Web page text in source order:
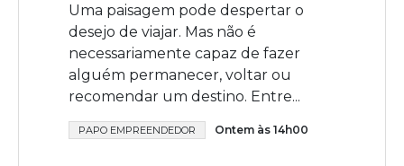
Uma paisagem pode despertar o
desejo de viajar. Mas não é
necessariamente capaz de fazer
alguém permanecer, voltar ou
recomendar um destino. Entre...
PAPO EMPREENDEDOR Ontem às 14h00